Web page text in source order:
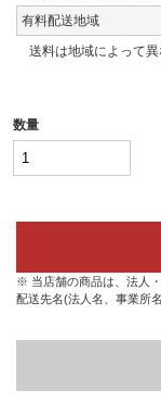
有料配送地域
送料は地域によって異
数量
※ 当店舗の商品は、法人
配送先名(法人名、事業所